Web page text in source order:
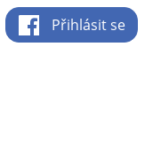
Přihlásit se